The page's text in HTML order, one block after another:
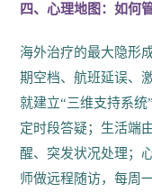
四、心理地图：如何
海外治疗的最大隐形
期空档、航班延误、
就建立“三维支持系
定时段答疑；生活端
醒、突发状况处理；
师做远程随访，每周